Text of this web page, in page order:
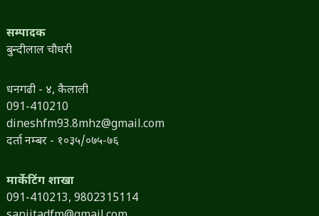
सम्पादक
बुन्दीलाल चौधरी
धनगढी - ४, कैलाली
091-410210
dineshfm93.8mhz@gmail.com
दर्ता नम्बर - १०३५/०७५-७६
मार्केटिंग शाखा
091-410213, 9802315114